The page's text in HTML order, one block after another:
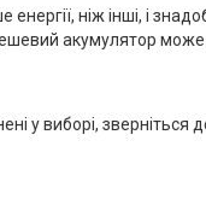
ніж інші, і
дешевий акумулятор
виборі, зверніться до